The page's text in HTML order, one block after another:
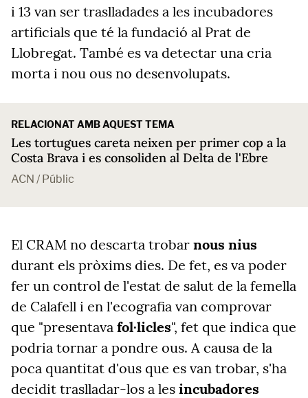
i 13 van ser traslladades a les incubadores
artificials que té la fundació al Prat de
Llobregat. També es va detectar una cria
morta i nou ous no desenvolupats.
RELACIONAT AMB AQUEST TEMA
Les tortugues careta neixen per primer cop a la
Costa Brava i es consoliden al Delta de l'Ebre
ACN / Públic
El CRAM no descarta trobar nous nius
durant els pròxims dies. De fet, es va poder
fer un control de l'estat de salut de la femella
de Calafell i en l'ecografia van comprovar
que "presentava fol·licles", fet que indica que
podria tornar a pondre ous. A causa de la
poca quantitat d'ous que es van trobar, s'ha
decidit traslladar-los a les incubadores